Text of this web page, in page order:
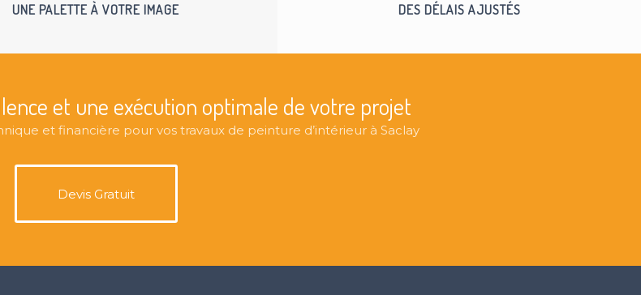
UNE PALETTE À VOTRE IMAGE DES DÉLAIS AJUSTÉS
et une exécution optimale de votre projet
et financière pour vos travaux de peinture d’intérieur à Saclay
Devis Gratuit